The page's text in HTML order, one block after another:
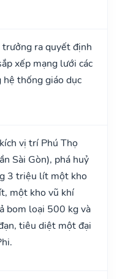
ra quyết định
xếp mạng lưới các
thống giáo dục
vị trí Phú Thọ
Sài Gòn), phá huỷ
3 triệu lít một kho
một kho vũ khí
bom loại 500 kg và
tiêu diệt một đại